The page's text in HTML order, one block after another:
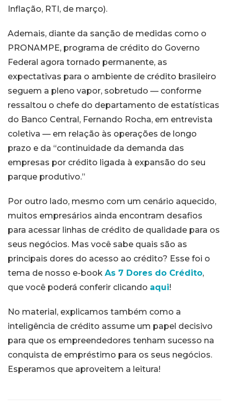
Inflação, RTI, de março).
Ademais, diante da sanção de medidas como o
PRONAMPE, programa de crédito do Governo
Federal agora tornado permanente, as
expectativas para o ambiente de crédito brasileiro
seguem a pleno vapor, sobretudo — conforme
ressaltou o chefe do departamento de estatísticas
do Banco Central, Fernando Rocha, em entrevista
coletiva — em relação às operações de longo
prazo e da “continuidade da demanda das
empresas por crédito ligada à expansão do seu
parque produtivo.”
Por outro lado, mesmo com um cenário aquecido,
muitos empresários ainda encontram desafios
para acessar linhas de crédito de qualidade para os
seus negócios. Mas você sabe quais são as
principais dores do acesso ao crédito? Esse foi o
tema de nosso e-book As 7 Dores do Crédito,
que você poderá conferir clicando aqui!
No material, explicamos também como a
inteligência de crédito assume um papel decisivo
para que os empreendedores tenham sucesso na
conquista de empréstimo para os seus negócios.
Esperamos que aproveitem a leitura!